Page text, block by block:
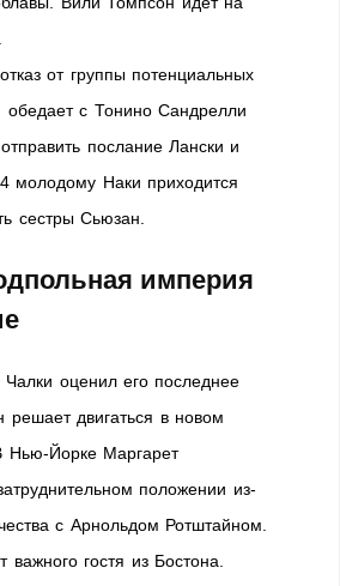
от группы потенциальных
обедает с Тонино Сандрелли
послание Лански и
молодому Наки приходится
сестры Сьюзан.
империя
Чалки оценил его последнее
решает двигаться в новом
Нью-Йорке Маргарет
положении из-
с Арнольдом Ротштайном.
важного гостя из Бостона.